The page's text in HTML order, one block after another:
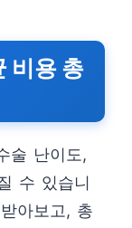
비용 총
술 난이도,
수 있습니
아보고, 총